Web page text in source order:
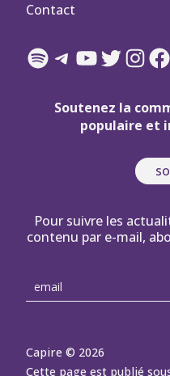
Contact
Spotify
Telegram
YouTube
Twitter
Soutenez la
populaire et
Pour suivre les
contenu par e-mail,
Capire © 2026
Cette page est publié